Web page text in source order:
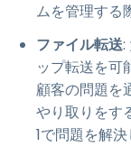
ムを管理する
ファイル転送:
ップ転送を可
顧客の問題を
やり取りをす
1で問題を解